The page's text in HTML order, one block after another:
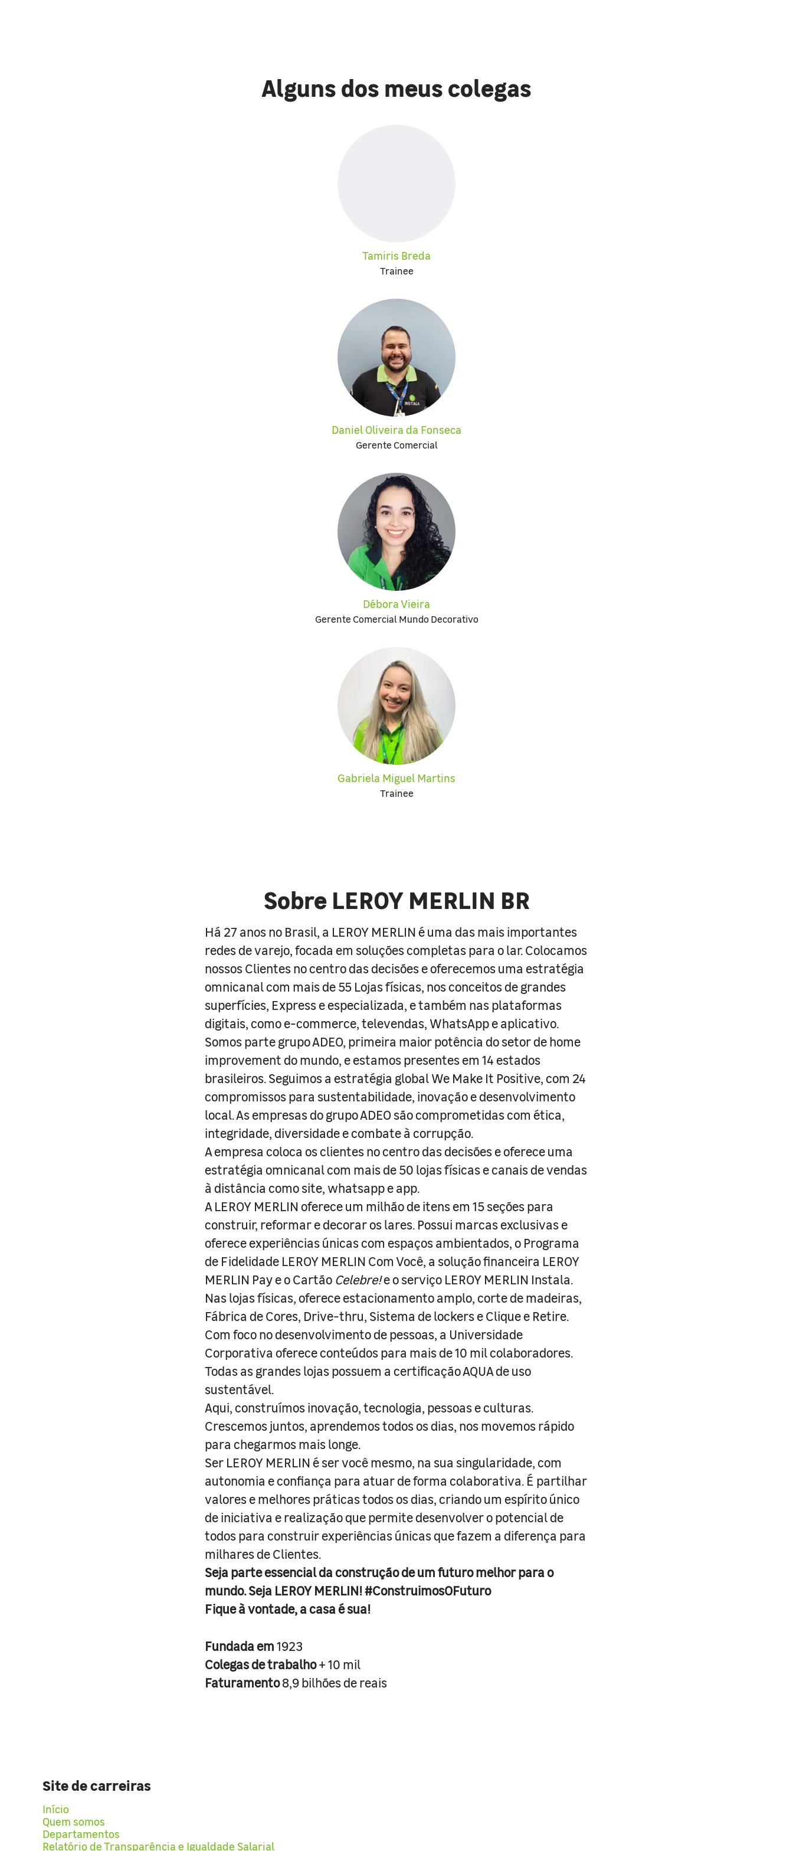
Alguns dos meus colegas
Tamiris Breda
Trainee
Daniel Oliveira da Fonseca
Gerente Comercial
Débora Vieira
Gerente Comercial Mundo Decorativo
Gabriela Miguel Martins
Trainee
Sobre LEROY MERLIN BR
Há 27 anos no Brasil, a LEROY MERLIN é uma das mais importantes
redes de varejo, focada em soluções completas para o lar. Colocamos
nossos Clientes no centro das decisões e oferecemos uma estratégia
omnicanal com mais de 55 Lojas físicas, nos conceitos de grandes
superfícies, Express e especializada, e também nas plataformas
digitais, como e-commerce, televendas, WhatsApp e aplicativo.
Somos parte grupo ADEO, primeira maior potência do setor de home
improvement do mundo, e estamos presentes em 14 estados
brasileiros. Seguimos a estratégia global We Make It Positive, com 24
compromissos para sustentabilidade, inovação e desenvolvimento
local. As empresas do grupo ADEO são comprometidas com ética,
integridade, diversidade e combate à corrupção.
A empresa coloca os clientes no centro das decisões e oferece uma
estratégia omnicanal com mais de 50 lojas físicas e canais de vendas
à distância como site, whatsapp e app.
A LEROY MERLIN oferece um milhão de itens em 15 seções para
construir, reformar e decorar os lares. Possui marcas exclusivas e
oferece experiências únicas com espaços ambientados, o Programa
de Fidelidade LEROY MERLIN Com Você, a solução financeira LEROY
MERLIN Pay e o Cartão Celebre!e o serviço LEROY MERLIN Instala.
Nas lojas físicas, oferece estacionamento amplo, corte de madeiras,
Fábrica de Cores, Drive-thru, Sistema de lockers e Clique e Retire.
Com foco no desenvolvimento de pessoas, a Universidade
Corporativa oferece conteúdos para mais de 10 mil colaboradores.
Todas as grandes lojas possuem a certificação AQUA de uso
sustentável.
Aqui, construímos inovação, tecnologia, pessoas e culturas.
Crescemos juntos, aprendemos todos os dias, nos movemos rápido
para chegarmos mais longe.
Ser LEROY MERLIN é ser você mesmo, na sua singularidade, com
autonomia e confiança para atuar de forma colaborativa. É partilhar
valores e melhores práticas todos os dias, criando um espírito único
de iniciativa e realização que permite desenvolver o potencial de
todos para construir experiências únicas que fazem a diferença para
milhares de Clientes.
Seja parte essencial da construção de um futuro melhor para o
mundo. Seja LEROY MERLIN! #ConstruimosOFuturo
Fique à vontade, a casa é sua!
Fundada em1923
Colegas de trabalho+ 10 mil
Faturamento8,9 bilhões de reais
Site de carreiras
Início
Quem somos
Departamentos
Relatório de Transparência e Igualdade Salarial